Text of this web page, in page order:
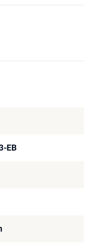
efficiënt en volledig
die je niet aan
om te koelen of
EB